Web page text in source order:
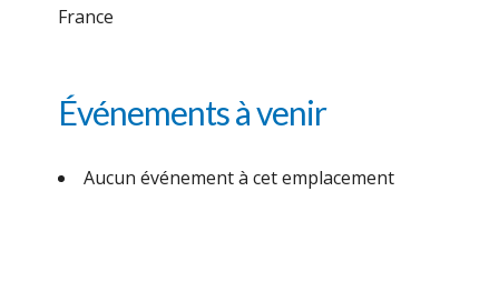
France
Événements à venir
Aucun événement à cet emplacement